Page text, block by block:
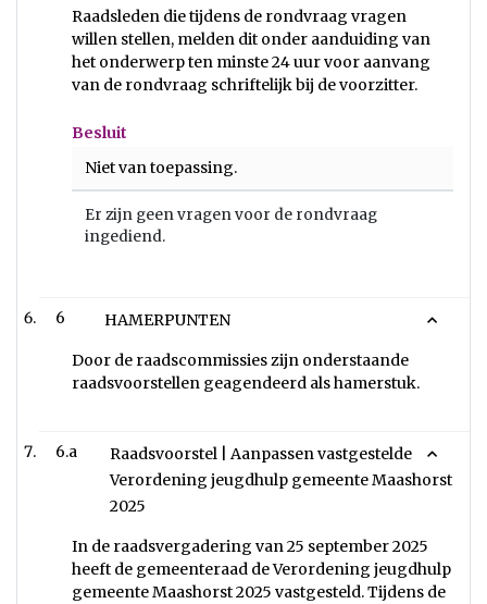
Raadsleden die tijdens de rondvraag vragen
willen stellen, melden dit onder aanduiding van
het onderwerp ten minste 24 uur voor aanvang
van de rondvraag schriftelijk bij de voorzitter.
Besluit
Niet van toepassing.
Er zijn geen vragen voor de rondvraag
ingediend.
6 HAMERPUNTEN
Door de raadscommissies zijn onderstaande
raadsvoorstellen geagendeerd als hamerstuk.
6.a
Raadsvoorstel | Aanpassen vastgestelde
Verordening jeugdhulp gemeente Maashorst
2025
In de raadsvergadering van 25 september 2025
heeft de gemeenteraad de Verordening jeugdhulp
gemeente Maashorst 2025 vastgesteld. Tijdens de